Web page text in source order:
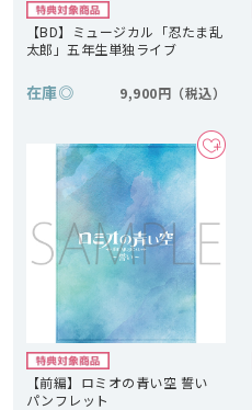
【BD】ミュージカル「忍たま乱
太郎」五年生単独ライブ
在庫◎ 9,900円
【前編】ロミオの青い空 誓い
パンフレット